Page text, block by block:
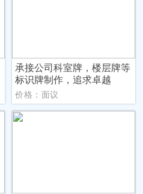
承接公司科室牌，楼层牌等
标识牌制作，追求卓越
价格：面议